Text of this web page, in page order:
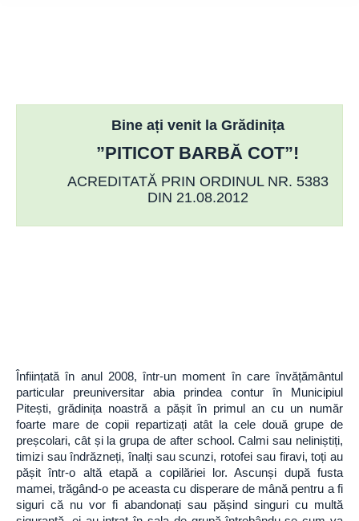
Bine ați venit la Grădinița
”PITICOT BARBĂ COT”!
ACREDITATĂ PRIN ORDINUL NR. 5383
DIN 21.08.2012
Înființată în anul 2008, într-un moment în care învățământul
particular preuniversitar abia prindea contur în Municipiul
Pitești, grădinița noastră a pășit în primul an cu un număr
foarte mare de copii repartizați atât la cele două grupe de
preșcolari, cât și la grupa de after school. Calmi sau neliniștiți,
timizi sau îndrăzneți, înalți sau scunzi, rotofei sau firavi, toți au
pășit într-o altă etapă a copilăriei lor. Ascunși după fusta
mamei, trăgând-o pe aceasta cu disperare de mână pentru a fi
siguri că nu vor fi abandonați sau pășind singuri cu multă